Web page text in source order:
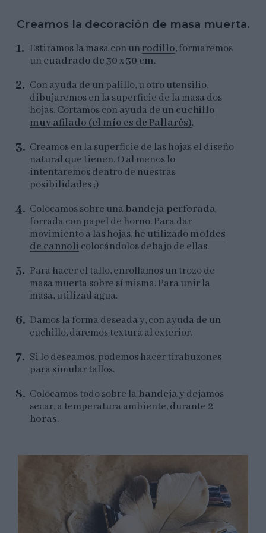
Creamos la decoración de masa muerta.
Estiramos la masa con un rodillo, formaremos
un cuadrado de 30 x 30 cm.
Con ayuda de un palillo, u otro utensilio,
dibujaremos en la superficie de la masa dos
hojas. Cortamos con ayuda de un cuchillo
muy afilado (el mío es de Pallarés).
Creamos en la superficie de las hojas el diseño
natural que tienen. O al menos lo
intentaremos dentro de nuestras
posibilidades ;)
Colocamos sobre unabandeja perforada
forrada con papel de horno. Para dar
movimiento a las hojas, he utilizadomoldes
de cannoli colocándolos debajo de ellas.
Para hacer el tallo, enrollamos un trozo de
masa muerta sobre sí misma. Para unir la
masa, utilizad agua.
Damos la forma deseada y, con ayuda de un
cuchillo, daremos textura al exterior.
Si lo deseamos, podemos hacer tirabuzones
para simular tallos.
Colocamos todo sobre labandejay dejamos
secar, a temperatura ambiente, durante 2
horas.